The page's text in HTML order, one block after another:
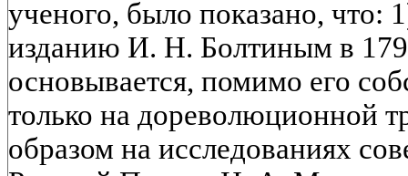
ученого, было показано,
изданию И. Н. Болтиным в
основывается, помимо его
только на дореволюционной
образом на исследованиях